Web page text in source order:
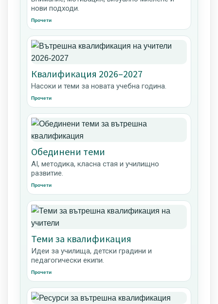
нови подходи.
Прочети
Квалификация 2026–2027
Насоки и теми за новата учебна година.
Прочети
Обединени теми
AI, методика, класна стая и училищно
развитие.
Прочети
Теми за квалификация
Идеи за училища, детски градини и
педагогически екипи.
Прочети